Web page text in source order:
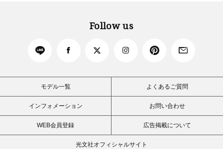
Follow us
モデル一覧 よくあるご質問
インフォメーション お問い合わせ
WEB会員登録 広告掲載について
光文社オフィシャルサイト